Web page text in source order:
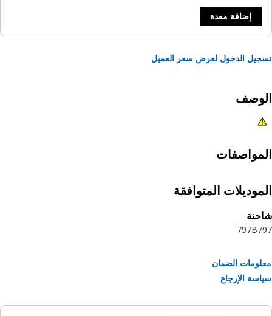
إضافة معدة
الدخول لعرض سعر العميل
المتوافقة
797B
الضمان
الإرجاع